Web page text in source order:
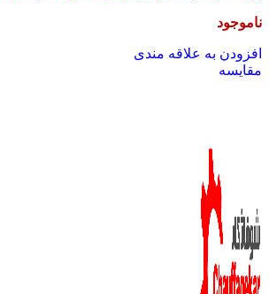
ناموجود
افزودن به علاقه مندی
مقایسه